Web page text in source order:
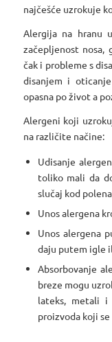
najčešće uzrokuje
Alergija na hranu
začepljenost nosa,
čak i probleme s
disanjem i
opasna po život a
Alergeni koji
na različite načine:
Udisanje
toliko mali da
slučaj kod
Unos alergena
Unos alergena
daju putem igle
Absorbovanje
breze mogu
lateks, metali i
proizvoda koji